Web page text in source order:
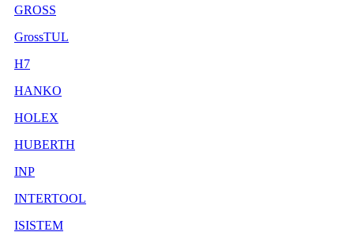
GROSS
GrossTUL
H7
HANKO
HOLEX
HUBERTH
INP
INTERTOOL
ISISTEM